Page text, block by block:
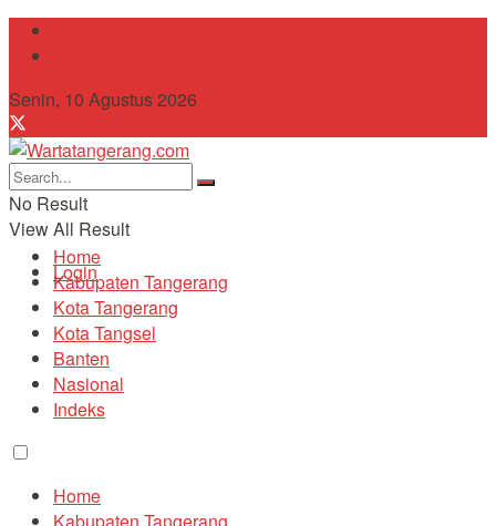
Senin, 10 Agustus 2026
No Result
View All Result
Login
Home
Kabupaten Tangerang
Kota Tangerang
Kota Tangsel
Banten
Nasional
Indeks
Home